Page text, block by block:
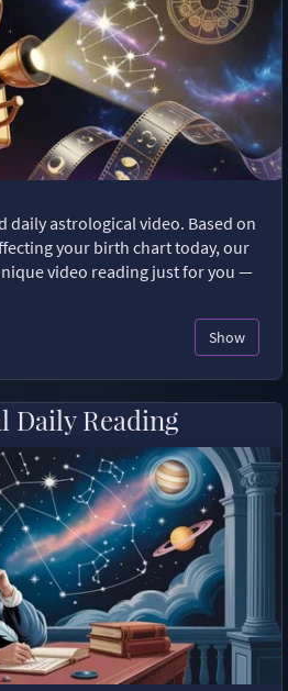
daily astrological video. Based on
your birth chart today, our
video reading just for you —
Show
Daily Reading